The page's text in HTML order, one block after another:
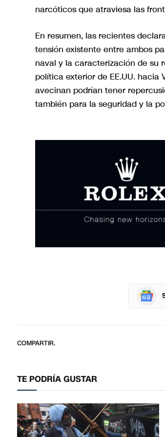
narcóticos que atraviesa las
En resumen, las recientes
tensión existente entre ambos
naval y la caracterización de su
política exterior de EE.UU.
avecinan podrían tener
también para la seguridad y la
COMPARTIR.
TE PODRÍA GUSTAR